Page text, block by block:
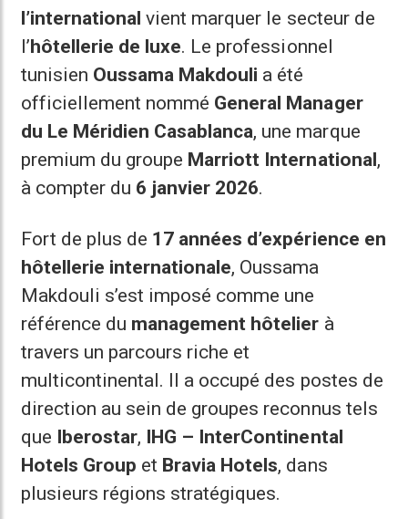
l’international vient marquer le secteur de
l’hôtellerie de luxe. Le professionnel
tunisien Oussama Makdouli a été
officiellement nommé General Manager
du Le Méridien Casablanca, une marque
premium du groupe Marriott International,
à compter du 6 janvier 2026.
Fort de plus de 17 années d’expérience en
hôtellerie internationale, Oussama
Makdouli s’est imposé comme une
référence du management hôtelier à
travers un parcours riche et
multicontinental. Il a occupé des postes de
direction au sein de groupes reconnus tels
que Iberostar, IHG – InterContinental
Hotels Group et Bravia Hotels, dans
plusieurs régions stratégiques.